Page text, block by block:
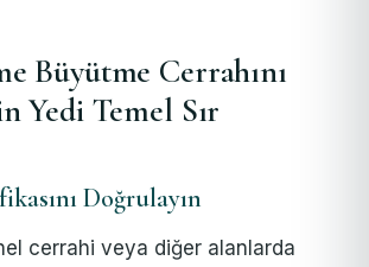
Büyütme Cerrahını
Yedi Temel Sır
Doğrulayın
cerrahi veya diğer alanlarda